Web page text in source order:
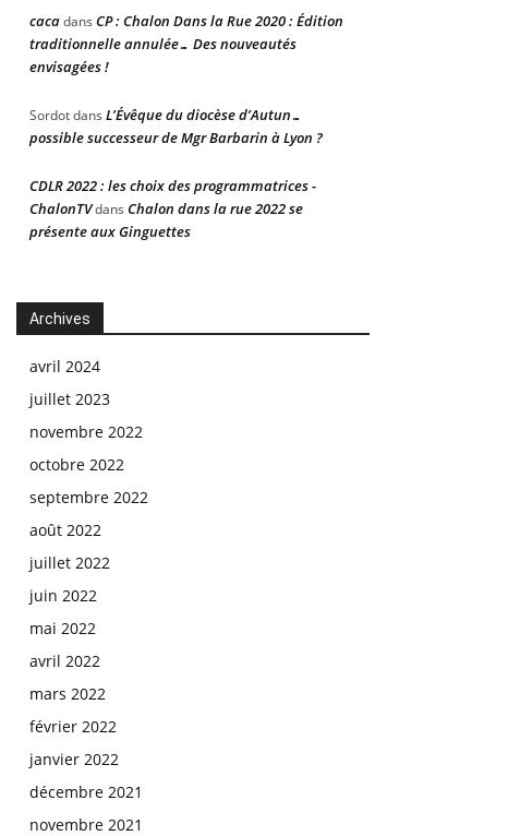
cacadans CP : Chalon Dans la Rue 2020 : Édition
traditionnelle annulée… Des nouveautés
envisagées !
Sordotdans L’Évêque du diocèse d’Autun…
possible successeur de Mgr Barbarin à Lyon ?
CDLR 2022 : les choix des programmatrices -
ChalonTVdans Chalon dans la rue 2022 se
présente aux Ginguettes
Archives
avril 2024
juillet 2023
novembre 2022
octobre 2022
septembre 2022
août 2022
juillet 2022
juin 2022
mai 2022
avril 2022
mars 2022
février 2022
janvier 2022
décembre 2021
novembre 2021